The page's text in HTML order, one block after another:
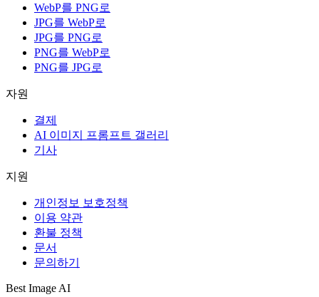
WebP를 PNG로
JPG를 WebP로
JPG를 PNG로
PNG를 WebP로
PNG를 JPG로
자원
결제
AI 이미지 프롬프트 갤러리
기사
지원
개인정보 보호정책
이용 약관
환불 정책
문서
문의하기
Best Image AI